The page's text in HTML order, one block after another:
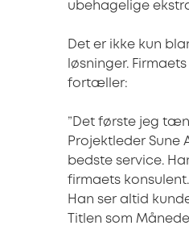
ubehagelige
Det er ikke kun
løsninger.
fortæller:
”Det første jeg
Projektleder
bedste service.
firmaets
Han ser altid
Titlen som